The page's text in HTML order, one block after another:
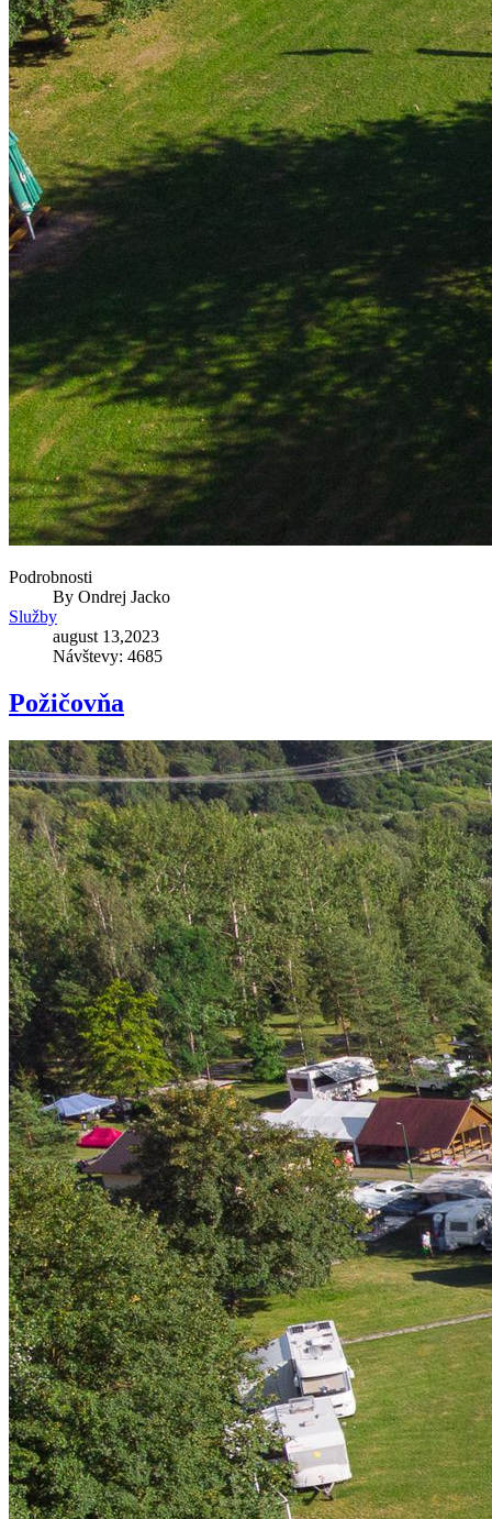
Podrobnosti
By Ondrej Jacko
Služby
august 13,2023
Návštevy: 4685
Požičovňa